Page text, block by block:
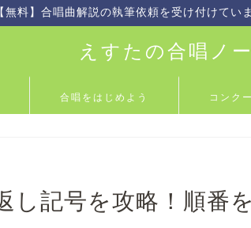
無料】合唱曲解説の執筆依頼を受け付けてい
えすたの合唱ノ
合唱をはじめよう コンク
し記号を攻略！順番